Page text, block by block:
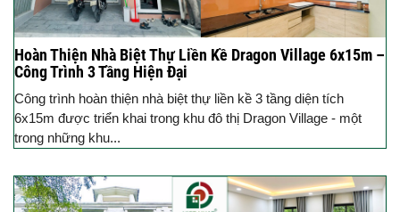
Hoàn Thiện Nhà Biệt Thự Liền Kề Dragon Village 6x15m –
Công Trình 3 Tầng Hiện Đại
Công trình hoàn thiện nhà biệt thự liền kề 3 tầng diện tích
6x15m được triển khai trong khu đô thị Dragon Village - một
trong những khu...